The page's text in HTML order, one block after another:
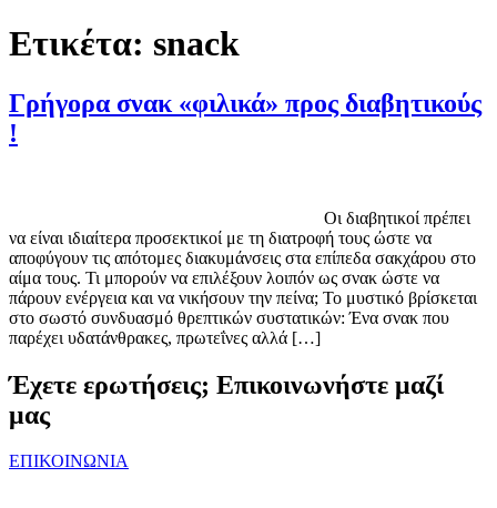
Ετικέτα: snack
Γρήγορα σνακ «φιλικά» προς διαβητικούς
!
Οι διαβητικοί πρέπει
να είναι ιδιαίτερα προσεκτικοί με τη διατροφή τους ώστε να
αποφύγουν τις απότομες διακυμάνσεις στα επίπεδα σακχάρου στο
αίμα τους. Τι μπορούν να επιλέξουν λοιπόν ως σνακ ώστε να
πάρουν ενέργεια και να νικήσουν την πείνα; Το μυστικό βρίσκεται
στο σωστό συνδυασμό θρεπτικών συστατικών: Ένα σνακ που
παρέχει υδατάνθρακες, πρωτεΐνες αλλά […]
Έχετε ερωτήσεις; Επικοινωνήστε μαζί
μας
ΕΠΙΚΟΙΝΩΝΙΑ